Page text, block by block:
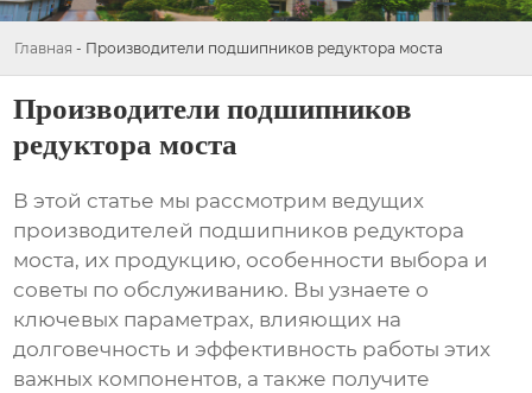
Главная - Производители подшипников редуктора моста
Производители подшипников
редуктора моста
В этой статье мы рассмотрим ведущих
производителей подшипников редуктора
моста, их продукцию, особенности выбора и
советы по обслуживанию. Вы узнаете о
ключевых параметрах, влияющих на
долговечность и эффективность работы этих
важных компонентов, а также получите